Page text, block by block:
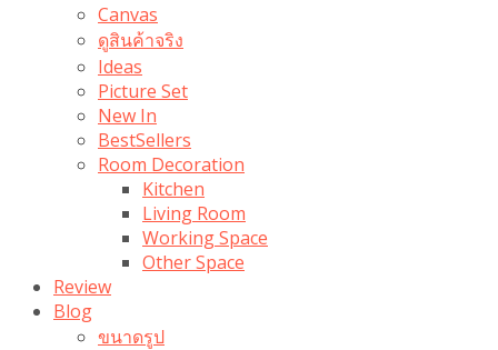
Canvas
ดูสินค้าจริง
Ideas
Picture Set
New In
BestSellers
Room Decoration
Kitchen
Living Room
Working Space
Other Space
Review
Blog
ขนาดรูป